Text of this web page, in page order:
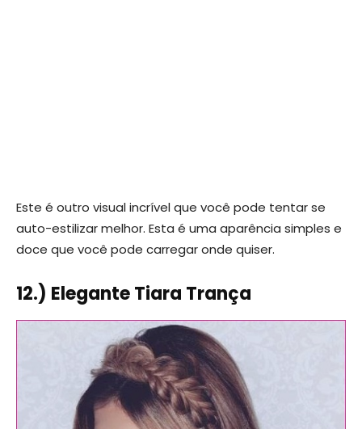
Este é outro visual incrível que você pode tentar se
auto-estilizar melhor. Esta é uma aparência simples e
doce que você pode carregar onde quiser.
12.) Elegante Tiara Trança